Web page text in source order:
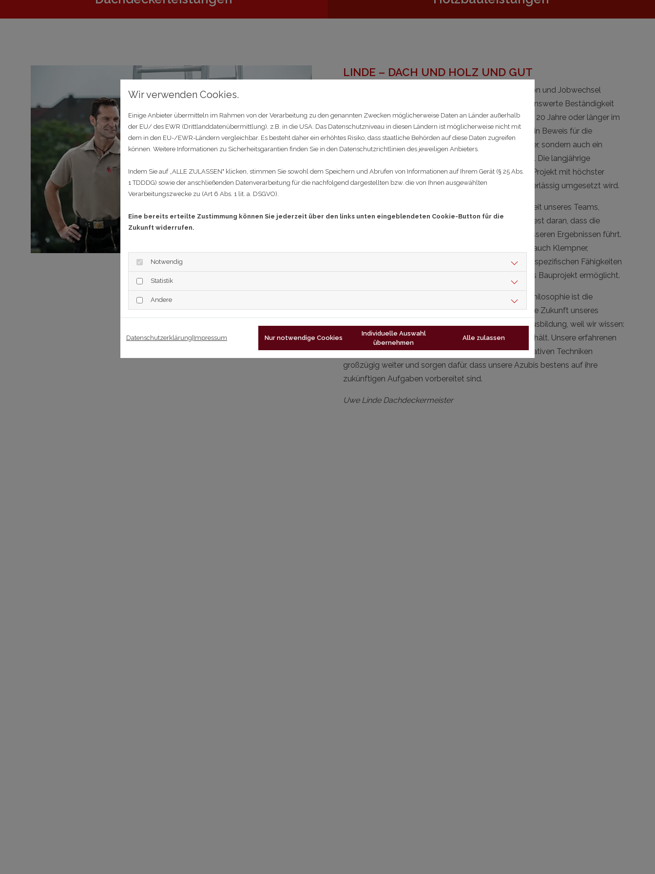
LINDE – DACH UND HOLZ UND GUT
In der heutigen Arbeitswelt, in der Mitarbeiterfluktuation und Jobwechsel
häufig sind, hebt sich unser Team durch eine bemerkenswerte Beständigkeit
hervor. Bei uns ist es keine Seltenheit, dass Mitarbeiter 20 Jahre oder länger im
Unternehmen bleiben. Diese Kontinuität ist nicht nur ein Beweis für die
Zufriedenheit und das Engagement unserer Mitarbeiter, sondern auch ein
wesentlicher Erfolgsfaktor für unsere Kundenprojekte. Die langjährige
Erfahrung unserer Fachkräfte stellt sicher, dass jedes Projekt mit höchster
Präzision, umfassender Kompetenz und Qualität zuverlässig umgesetzt wird.
Unsere Stärke liegt jedoch nicht nur in der Beständigkeit unseres Teams,
sondern auch in seiner Vielschichtigkeit. Wir glauben fest daran, dass die
Kombination unterschiedlicher Fachkenntnisse zu besseren Ergebnissen führt.
Deshalb arbeiten bei uns neben Dachdeckergesellen auch Klempner,
Zimmerer und Tischler zusammen. Jeder bringt seine spezifischen Fähigkeiten
ein, was eine umfassende Herangehensweise an jedes Bauprojekt ermöglicht.
Ein weiterer zentraler Aspekt unserer Unternehmensphilosophie ist die
Nachwuchsförderung. Unsere Auszubildenden sind die Zukunft unseres
Handwerksbetriebes. Wir investieren intensiv in ihre Ausbildung, weil wir wissen:
Jeder Azubi ist nur so gut wie die Ausbildung, die er erhält. Unsere erfahrenen
Meister und Gesellen geben ihr Wissen und ihre innovativen Techniken
großzügig weiter und sorgen dafür, dass unsere Azubis bestens auf ihre
zukünftigen Aufgaben vorbereitet sind.
Uwe Linde Dachdeckermeister
Wir verwenden Cookies.
Einige Anbieter übermitteln im Rahmen von der Verarbeitung zu den genannten Zwecken möglicherweise Daten an Länder außerhalb
der EU/ des EWR (Drittlanddatenübermittlung), z.B. in die USA. Das Datenschutzniveau in diesen Ländern ist möglicherweise nicht mit
dem in den EU-/EWR-Ländern vergleichbar. Es besteht daher ein erhöhtes Risiko, dass staatliche Behörden auf diese Daten zugreifen
können. Weitere Informationen zu Sicherheitsgarantien finden Sie in den Datenschutzrichtlinien des jeweiligen Anbieters.
Indem Sie auf „ALLE ZULASSEN" klicken, stimmen Sie sowohl dem Speichern und Abrufen von Informationen auf Ihrem Gerät (§ 25 Abs.
1 TDDDG) sowie der anschließenden Datenverarbeitung für die nachfolgend dargestellten bzw. die von Ihnen ausgewählten
Verarbeitungszwecke zu (Art 6 Abs. 1 lit. a. DSGVO).
Eine bereits erteilte Zustimmung können Sie jederzeit über den links unten eingeblendeten Cookie-Button für die
Zukunft widerrufen.
Notwendig
Statistik
Andere
Datenschutzerklärung Impressum Nur notwendige Cookies
Individuelle Auswahl
übernehmen
Alle zulassen